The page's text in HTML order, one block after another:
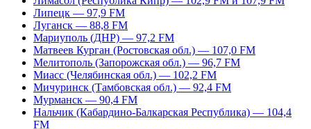
Липецк — 97,9 FM
Луганск — 88,8 FM
Мариуполь (ДНР) — 97,2 FM
Матвеев Курган (Ростовская обл.) — 107,0 FM
Мелитополь (Запорожская обл.) — 96,7 FM
Миасс (Челябинская обл.) — 102,2 FM
Мичуринск (Тамбовская обл.) — 92,4 FM
Мурманск — 90,4 FM
Нальчик (Кабардино-Балкарская Республика) — 104,4
FM